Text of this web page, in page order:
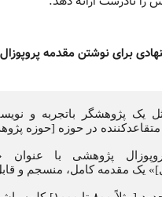
برای نوشتن مقدمه
در حوزه [حوزه
یک مقدمه کامل، منسجم و